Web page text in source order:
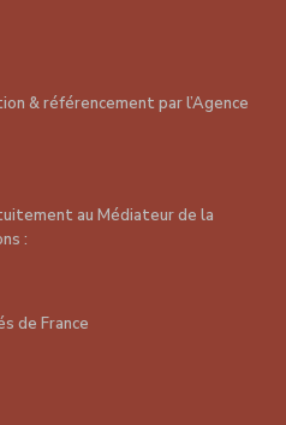
& référencement parl’Agence
au Médiateur de la
:
de France